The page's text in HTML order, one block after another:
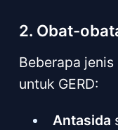
2. Obat-
Beberapa
untuk GERD:
Antasida